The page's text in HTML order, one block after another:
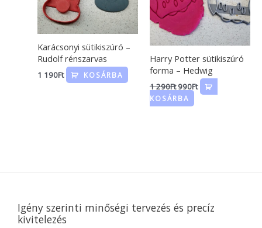
Karácsonyi sütikiszúró –
Rudolf rénszarvas
1 190Ft KOSÁRBA
Harry Potter sütikiszúró
forma – Hedwig
1 290Ft 990Ft
KOSÁRBA
Igény szerinti minőségi tervezés és precíz
kivitelezés